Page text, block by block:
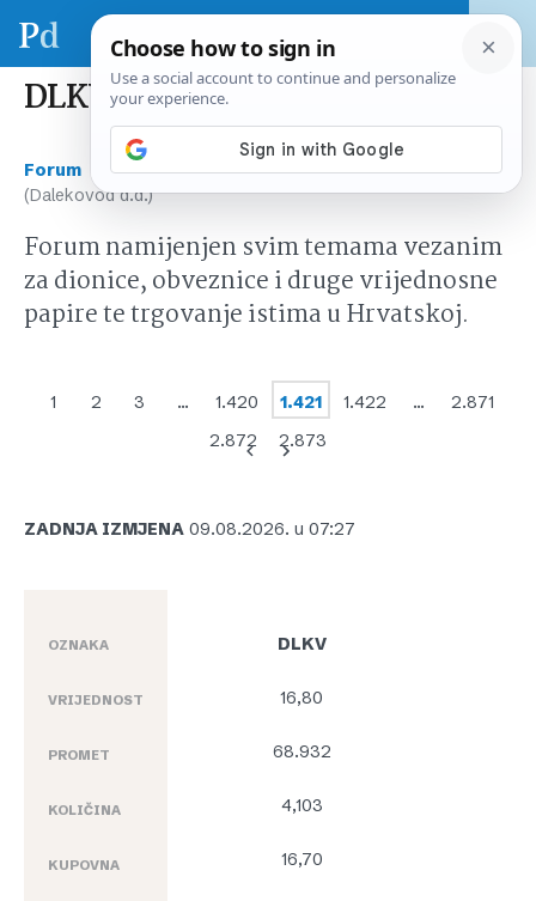
DLKV (Dalekovod d.d.)
Forum Tržište kapitala Hrvatska ›
DLKV
(Dalekovod d.d.)
Forum namijenjen svim temama vezanim
za dionice, obveznice i druge vrijednosne
papire te trgovanje istima u Hrvatskoj.
1 2 3 … 1.420 1.421 1.422 …
2.871
2.872
2.873
ZADNJA IZMJENA 09.08.2026. u 07:27
OZNAKA
VRIJEDNOST
PROMET
KOLIČINA
KUPOVNA
DLKV
16,80
68.932
4,103
16,70